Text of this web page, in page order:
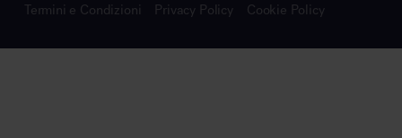
Termini e Condizioni
Privacy Policy Cookie Policy